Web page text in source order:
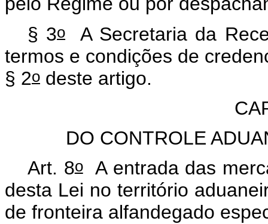
§ 3o
A Secretaria da
termos e condições de
§ 2o deste artigo.
DO CONTROLE
Art. 8oA entrada das
desta Lei no território
de fronteira alfandegado